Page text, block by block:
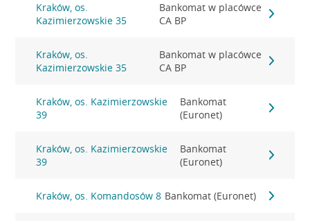
Kraków, os.
Kazimierzowskie 35
Bankomat w placówce
CA BP
Kraków, os.
Kazimierzowskie 35
Bankomat w placówce
CA BP
Kraków, os. Kazimierzowskie
39
Bankomat
(Euronet)
Kraków, os. Kazimierzowskie
39
Bankomat
(Euronet)
Kraków, os. Komandosów 8 Bankomat (Euronet)